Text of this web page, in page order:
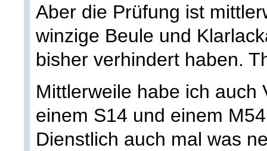
Aber die Prüfung ist
winzige Beule und
bisher verhindert haben.
Mittlerweile habe ich auch
einem S14 und einem
Dienstlich auch mal was